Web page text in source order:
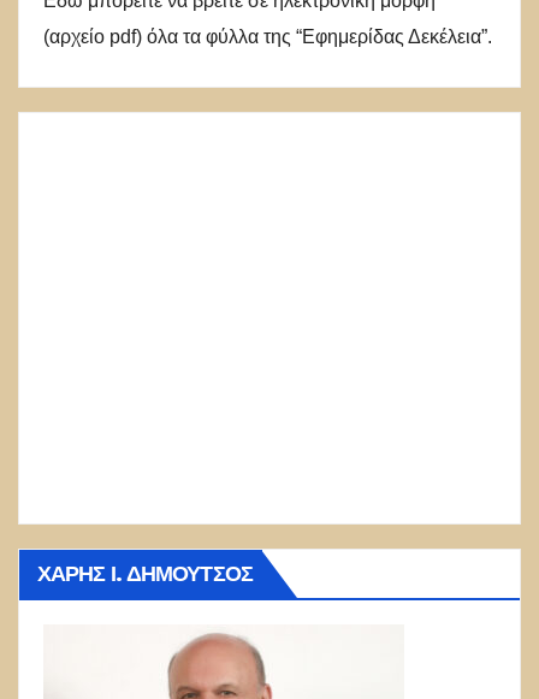
(αρχείο pdf) όλα τα φύλλα της “Εφημερίδας Δεκέλεια”.
ΧΆΡΗΣ Ι. ΔΗΜΟΎΤΣΟΣ